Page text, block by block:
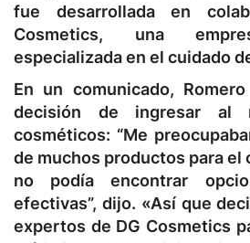
fue desarrollada en
Cosmetics, una
especializada en el cuidado
En un comunicado,
decisión de ingresar al
cosméticos: “Me
de muchos productos para el
no podía encontrar
efectivas”, dijo. «Así que
expertos de DG Cosmetics